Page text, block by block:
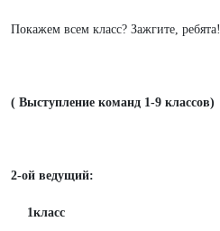
Покажем всем класс? Зажгите, ребята!
( Выступление команд 1-9 классов)
2-ой ведущий:
1класс